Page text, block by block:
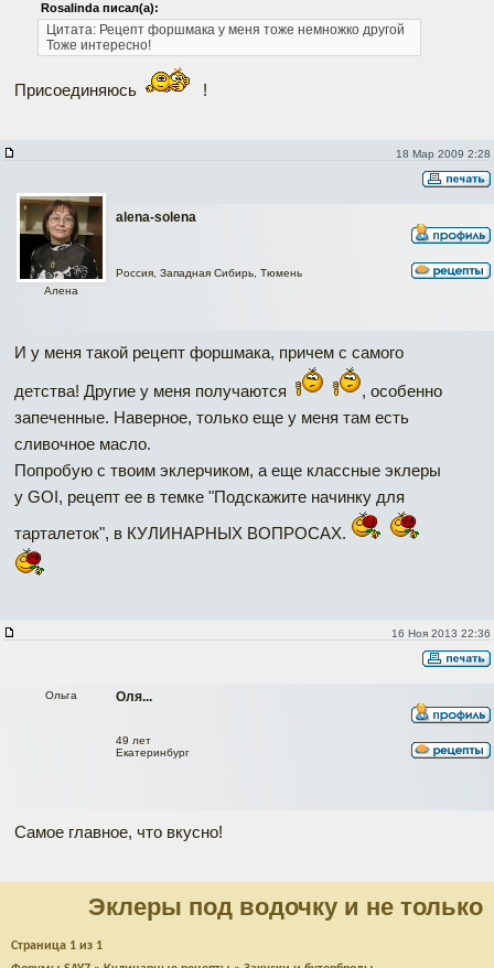
Rosalinda писал(а):
Цитата: Рецепт форшмака у меня тоже немножко другой
Тоже интересно!
Присоединяюсь !
18 Мар 2009 2:28
alena-solena
Алена
Россия, Западная Сибирь, Тюмень
И у меня такой рецепт форшмака, причем с самого
детства! Другие у меня получаются
, особенно
запеченные. Наверное, только еще у меня там есть
сливочное масло.
Попробую с твоим эклерчиком, а еще классные эклеры
у GOI, рецепт ее в темке "Подскажите начинку для
тарталеток", в КУЛИНАРНЫХ ВОПРОСАХ.
16 Ноя 2013 22:36
Оля...
Ольга
49 лет
Екатеринбург
Самое главное, что вкусно!
Эклеры под водочку и не только
Страница 1 из 1